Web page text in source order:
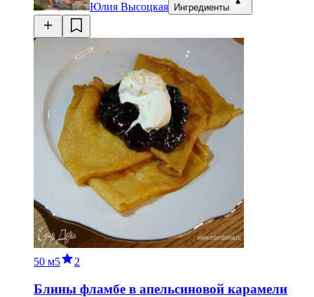
Юлия Высоцкая Ингредиенты
50 м5 2
Блины фламбе в апельсиновой карамели